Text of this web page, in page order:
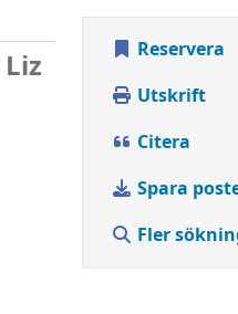
Liz
Reservera
Utskrift
Citera
Spara
Fler